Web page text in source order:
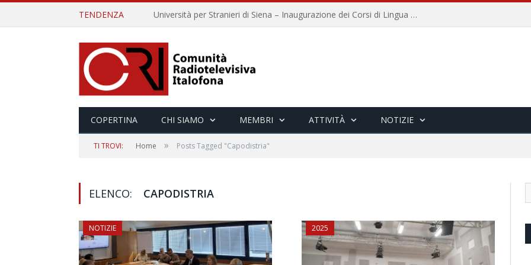
TENDENZA Università per Stranieri di Siena – Inaugurazione dei Corsi di Lingua e Cultura Italiana, 109a annata
COPERTINA CHI SIAMO MEMBRI ATTIVITÀ NOTIZIE
TI TROVI: Home » Posts Tagged "Capodistria"
ELENCO: CAPODISTRIA
NOTIZIE 2025